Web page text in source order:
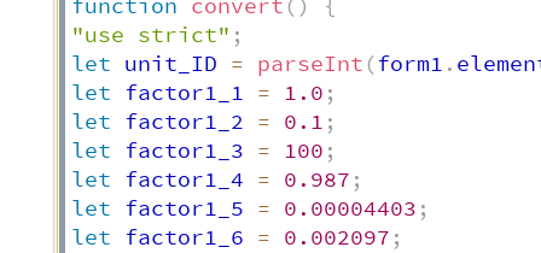
function convert ()
{
"use strict" ;
let unit_ID = parseInt (form1 .
let factor1_1 = 1.0 ;
let factor1_2 = 0.1 ;
let factor1_3 = 100 ;
let factor1_4 = 0.987 ;
let factor1_5 = 0.00004403 ;
let factor1_6 = 0.002097 ;